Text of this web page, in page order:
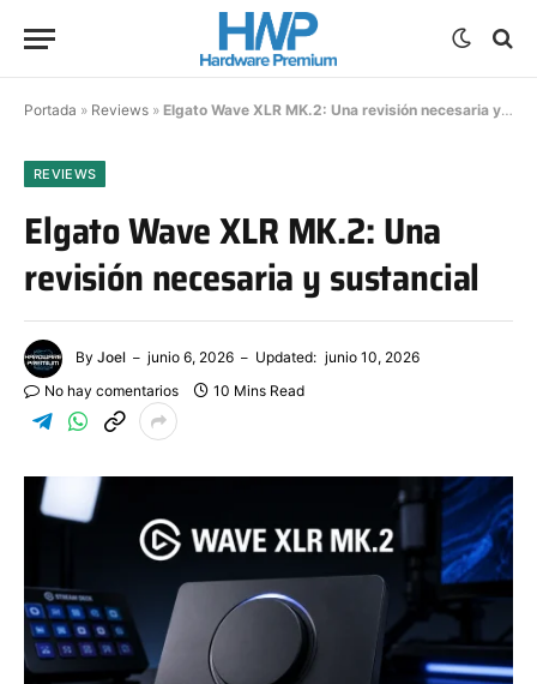
Portada » Reviews » Elgato Wave XLR MK.2: Una revisión necesaria y sustancial
REVIEWS
Elgato Wave XLR MK.2: Una
revisión necesaria y sustancial
By Joel junio 6, 2026 Updated: junio 10, 2026
No hay comentarios
10 Mins Read